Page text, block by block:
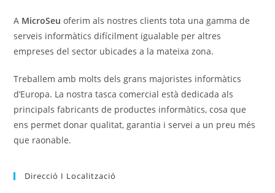
A MicroSeu oferim als nostres clients tota una gamma de
serveis informàtics difícilment igualable per altres
empreses del sector ubicades a la mateixa zona.
Treballem amb molts dels grans majoristes informàtics
d’Europa. La nostra tasca comercial està dedicada als
principals fabricants de productes informàtics, cosa que
ens permet donar qualitat, garantia i servei a un preu més
que raonable.
Direcció I Localització